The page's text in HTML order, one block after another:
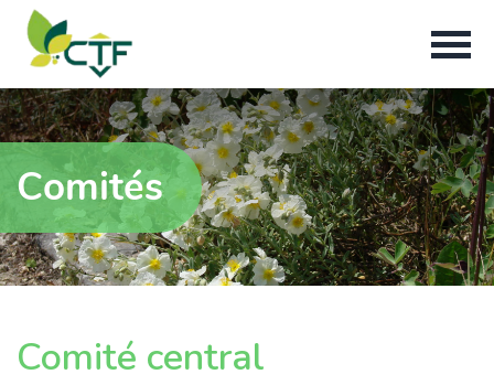
Comités
Comité central